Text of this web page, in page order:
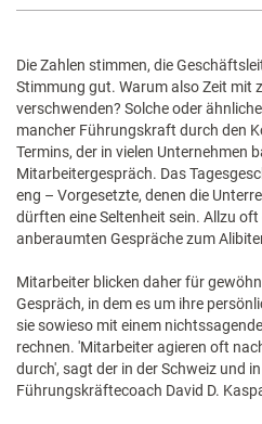
Die Zahlen stimmen, die
Stimmung gut. Warum also Zeit mit
verschwenden? Solche oder
mancher Führungskraft durch den
Termins, der in vielen Unternehmen
Mitarbeitergespräch. Das
eng – Vorgesetzte, denen die
dürften eine Seltenheit sein. Allzu
anberaumten Gespräche zum
Mitarbeiter blicken daher für
Gespräch, in dem es um ihre
sie sowieso mit einem
rechnen. 'Mitarbeiter agieren oft
durch', sagt der in der Schweiz und
Führungskräftecoach David D.